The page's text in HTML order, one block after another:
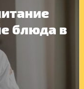
блюда в